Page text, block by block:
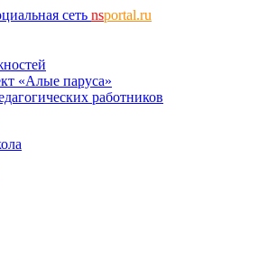
сеть nsportal.ru
«Алые паруса»
работников